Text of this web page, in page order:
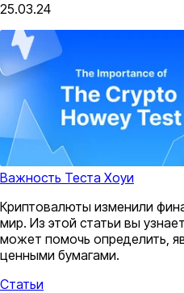
25.03.24
Важность Теста Хоуи
Криптовалюты изменили
мир. Из этой статьи вы
может помочь определить,
ценными бумагами.
Статьи